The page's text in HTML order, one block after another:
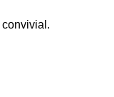
convivial.